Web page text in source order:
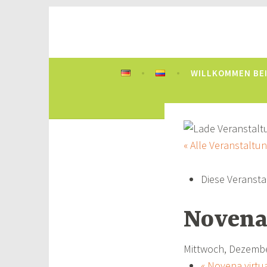
WILLKOMMEN
« Alle
Diese
Mittwoch,